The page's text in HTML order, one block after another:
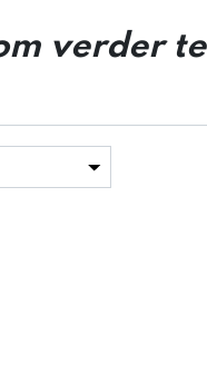
verder te